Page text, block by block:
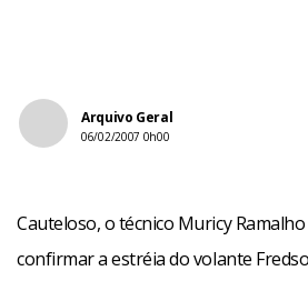
Arquivo Geral
06/02/2007 0h00
Cauteloso, o técnico Muricy
confirmar a estréia do volante